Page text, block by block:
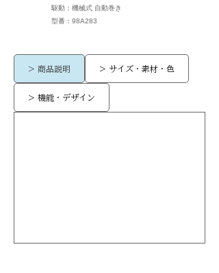
駆動： 機械式 自動巻き
​型番： 98A283
> 商品説明 > サイズ・素材・色
> 機能・デザイン